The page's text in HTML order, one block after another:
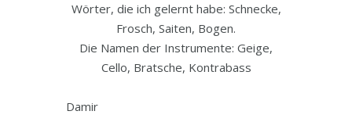
Wörter, die ich gelernt habe: Schnecke,
Frosch, Saiten, Bogen.
Die Namen der Instrumente: Geige,
Cello, Bratsche, Kontrabass
Damir